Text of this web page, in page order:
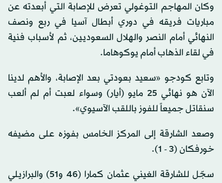
وكان المهاجم التوغولي تعرض للإصابة التي أبعدته عن
مباريات فريقه في دوري أبطال آسيا في ربع ونصف
النهائي أمام النصر والهلال السعوديين، ثم لأسباب فنية
في لقاء الذهاب أمام يوكوهاما.
وتابع كودجو «سعيد بعودتي بعد الإصابة، والأهم لدينا
الآن هو نهائي 25 مايو (أيار) وسواء لعبت أم لم ألعب
سنقاتل جميعاً للفوز باللقب الآسيوي».
وصعد الشارقة إلى المركز الخامس بفوزه على مضيفه
خورفكان (3 - 1).
سجّل للشارقة الغيني عثمان كمارا (46 و51) والبرازيلي